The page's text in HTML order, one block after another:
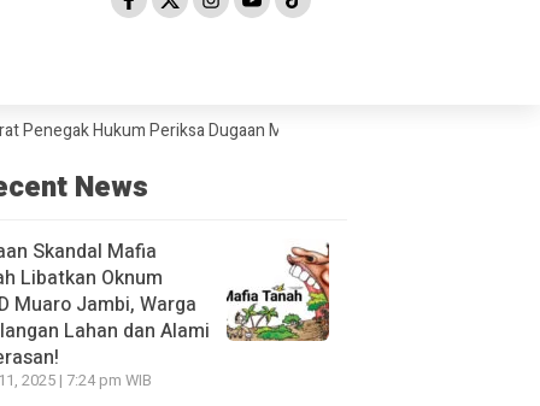
Hukum Periksa Dugaan Manipulasi Tata Kelola Izin Tambang di Jambi
News
Skandal Mafia
Libatkan Oknum
Muaro Jambi, Warga
Lahan dan Alami
2025 | 7:24 pm WIB